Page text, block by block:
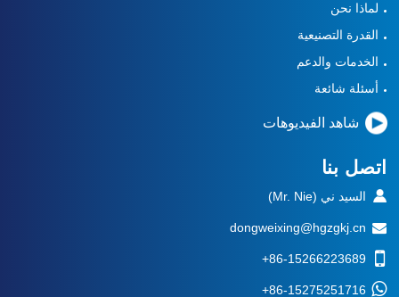
لماذا نحن
القدرة التصنيعية
الخدمات والدعم
أسئلة شائعة
شاهد الفيديوهات
اتصل بنا
السيد ني (Mr. Nie)
dongweixing@hgzgkj.cn
+86-15266223689
+86-15275251716